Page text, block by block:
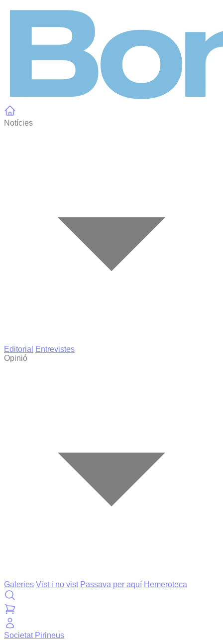
Notícies
Editorial
Entrevistes
Opinió
Galeries Vist i no vist Passava per aquí Hemeroteca
Societat Pirineus